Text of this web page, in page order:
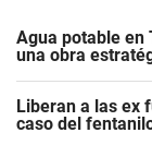
Agua potable en
una obra
Liberan a las ex
caso del